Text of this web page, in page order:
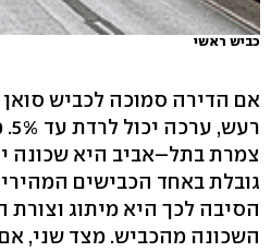
כביש ראשי
אם הדירה סמוכה לכביש סואן
צמרת בתל–אביב היא שכונה
גובלת באחד הכבישים
הסיבה לכך היא מיתוג
השכונה מהכביש. מצד שני, אם